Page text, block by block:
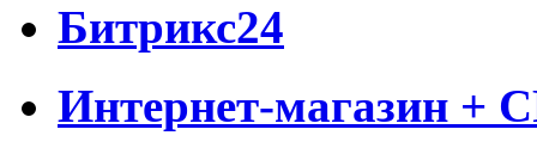
Битрикс24
Интернет-магазин +